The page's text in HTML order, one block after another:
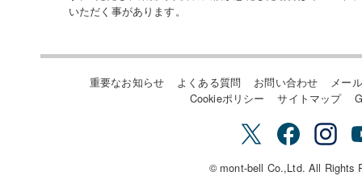
いただく事があります。
重要なお知らせ よくある質問 お問い合わせ
メー
Cookieポリシー
サイトマップ
© mont-bell Co.,Ltd. All Rights